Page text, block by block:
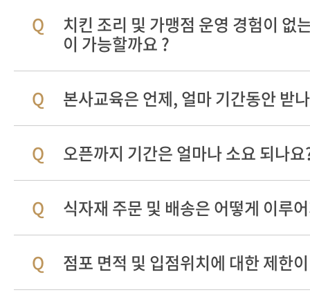
치킨 조리 및 가맹점 운영 경험이 없
이 가능할까요 ?
본사교육은 언제, 얼마 기간동안 받
오픈까지 기간은 얼마나 소요 되나요
식자재 주문 및 배송은 어떻게 이루
점포 면적 및 입점위치에 대한 제한